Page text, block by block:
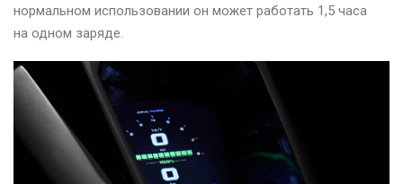
нормальном использовании он может работать 1,5 часа
на одном заряде.